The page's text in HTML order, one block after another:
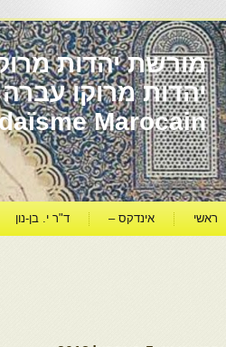
מורשת יהדות
Marocain
ראשי אינדקס – ד"ר י. בן-נון